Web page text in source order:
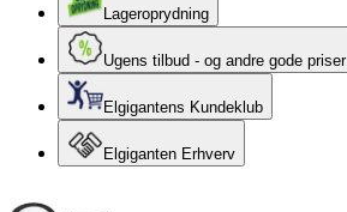
Lageroprydning
Ugens tilbud - og andre gode priser
Elgigantens Kundeklub
Elgiganten Erhverv